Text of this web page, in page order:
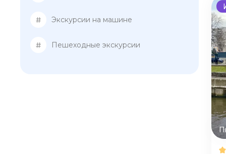
# Экскурсии на машине
# Пешеходные экскурсии